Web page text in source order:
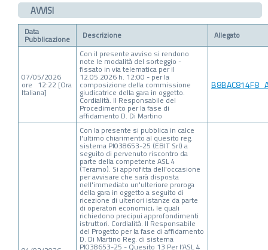
AVVISI
Data
Pubblicazione Descrizione Allegato
07/05/2026
ore 12:22 [Ora
Italiana]
Con il presente avviso si rendono
note le modalità del sorteggio -
fissato in via telematica per il
12.05.2026 h. 12:00 - per la
composizione della commissione
giudicatrice della gara in oggetto.
Cordialità. Il Responsabile del
Procedimento per la fase di
affidamento D. Di Martino
Con la presente si pubblica in calce
l'ultimo chiarimento al quesito reg.
sistema PI038653-25 (EBIT Srl) a
seguito di pervenuto riscontro da
parte della competente ASL 4
(Teramo). Si approfitta dell'occasione
per avvisare che sarà disposta
nell'immediato un'ulteriore proroga
della gara in oggetto a seguito di
ricezione di ulteriori istanze da parte
di operatori economici, le quali
richiedono precipui approfondimenti
istruttori. Cordialità. Il Responsabile
del Progetto per la fase di affidamento
D. Di Martino Reg. di sistema
PI038653-25 - Quesito 13 Per l’ASL 4